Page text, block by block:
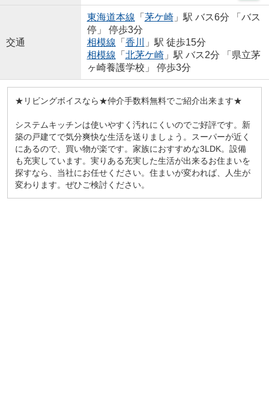
交通
東海道本線 「 茅ケ崎」駅 バス6分 「バス
停」 停歩3分
相模線 「 香川
」駅 徒歩15分
相模線 「 北茅ケ崎」駅 バス2分 「県立茅
ヶ崎養護学校」 停歩3分
★リビングボイスなら★仲介手数料無料でご紹介出来ます★
システムキッチンは使いやすく汚れにくいのでご好評です。新
築の戸建てで気分爽快な生活を送りましょう。スーパーが近く
にあるので、買い物が楽です。家族におすすめな3LDK。設備
も充実しています。実りある充実した生活が出来るお住まいを
探すなら、当社にお任せください。住まいが変われば、人生が
変わります。ぜひご検討ください。